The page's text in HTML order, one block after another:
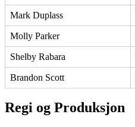
Mark Duplass
Molly Parker
Shelby Rabara
Brandon Scott
Regi og Produksjon